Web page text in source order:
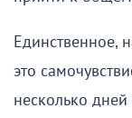
Единственное,
это
несколько